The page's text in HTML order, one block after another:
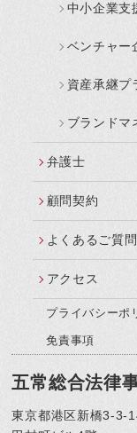
中小企業支
ベンチャー
資産承継プ
ブランドマ
弁護士
顧問契約
よくあるご質問
アクセス
プライバシーポ
免責事項
五常総合法律
東京都港区新橋3-3-